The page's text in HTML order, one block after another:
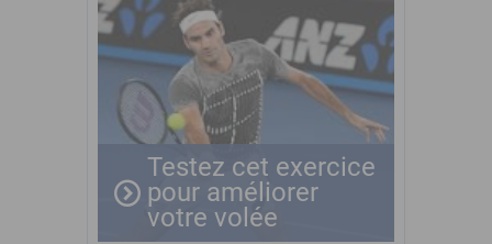
Testez cet exercice
pour améliorer
votre volée